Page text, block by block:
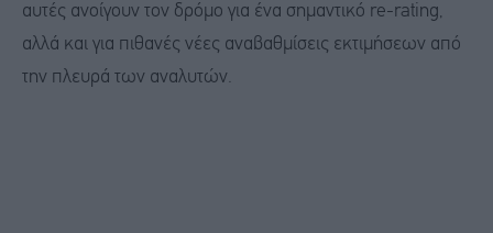
αυτές ανοίγουν τον δρόμο για ένα σημαντικό re-rating,
αλλά και για πιθανές νέες αναβαθμίσεις εκτιμήσεων από
την πλευρά των αναλυτών.